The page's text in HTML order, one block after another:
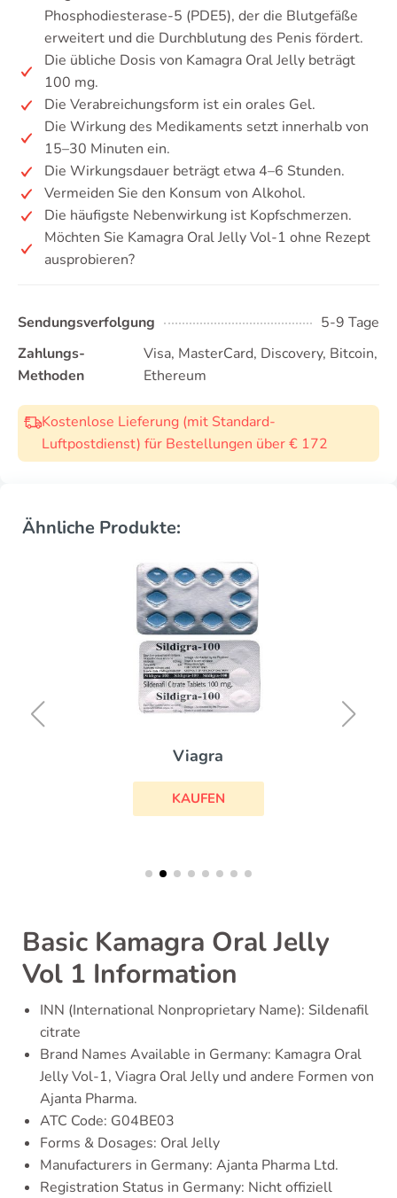
Phosphodiesterase-5 (PDE5), der die Blutgefäße
erweitert und die Durchblutung des Penis fördert.
Die übliche Dosis von Kamagra Oral Jelly beträgt
100 mg.
Die Verabreichungsform ist ein orales Gel.
Die Wirkung des Medikaments setzt innerhalb von
15–30 Minuten ein.
Die Wirkungsdauer beträgt etwa 4–6 Stunden.
Vermeiden Sie den Konsum von Alkohol.
Die häufigste Nebenwirkung ist Kopfschmerzen.
Möchten Sie Kamagra Oral Jelly Vol-1 ohne Rezept
ausprobieren?
Sendungsverfolgung
5-9 Tage
Zahlungs-
Methoden
Visa, MasterCard, Discovery, Bitcoin,
Ethereum
Kostenlose Lieferung (mit Standard-
Luftpostdienst) für Bestellungen über € 172
Ähnliche Produkte:
Viagra
KAUFEN
Basic Kamagra Oral Jelly
Vol 1 Information
INN (International Nonproprietary Name): Sildenafil
citrate
Brand Names Available in Germany: Kamagra Oral
Jelly Vol-1, Viagra Oral Jelly und andere Formen von
Ajanta Pharma.
ATC Code: G04BE03
Forms & Dosages: Oral Jelly
Manufacturers in Germany: Ajanta Pharma Ltd.
Registration Status in Germany: Nicht offiziell